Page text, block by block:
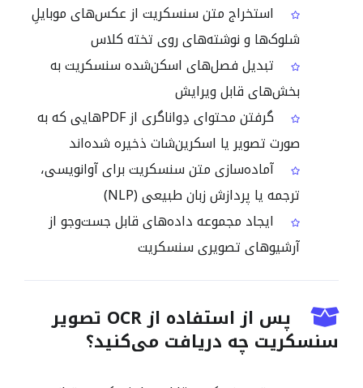
استخراج متن سنسکریت از عکس‌های موبایلِ
شلوک‌ها و نوشته‌های روی تخته کلاس
تبدیل فصل‌های اسکن‌شده سنسکریت به
بخش‌های قابل ویرایش
گرفتن محتوای دِواناگری از PDFهایی که به
صورت تصویر یا اسکرین‌شات ذخیره شده‌اند
آماده‌سازی متن سنسکریت برای آوانویسی،
ترجمه یا پردازش زبان طبیعی (NLP)
ایجاد مجموعه داده‌های قابل جست‌وجو از
آرشیوهای تصویری سنسکریت
پس از استفاده از OCR تصویر
سنسکریت چه دریافت می‌کنید؟